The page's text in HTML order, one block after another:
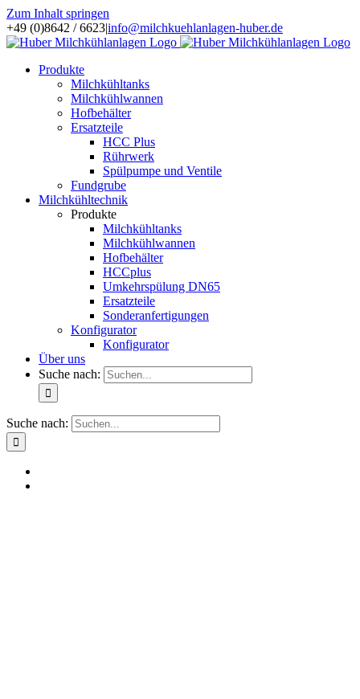
Zum Inhalt springen
+49 (0)8642 / 6623|info@milchkuehlanlagen-huber.de
Produkte
Milchkühltanks
Milchkühlwannen
Hofbehälter
Ersatzteile
HCC Plus
Rührwerk
Spülpumpe und Ventile
Fundgrube
Milchkühltechnik
Produkte
Milchkühltanks
Milchkühlwannen
Hofbehälter
HCCplus
Umkehrspülung DN65
Ersatzteile
Sonderanfertigungen
Konfigurator
Konfigurator
Über uns
Suche nach:
Suche nach: